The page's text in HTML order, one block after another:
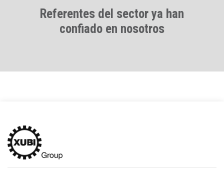
Referentes del sector ya han
confiado en nosotros